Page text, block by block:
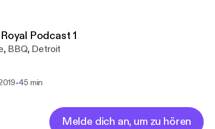
Podcast 1
BBQ, Detroit
-45 min
Melde dich an, um zu hören